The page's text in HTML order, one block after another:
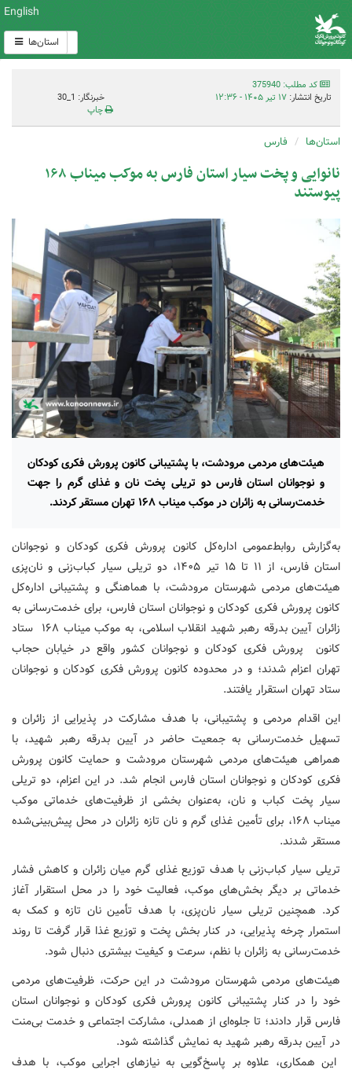
English
استان‌ها
کد مطلب: 375940
تاریخ انتشار: ۱۷ تیر ۱۴۰۵ - ۱۲:۳۶
خبرنگار: 1_30
چاپ
استان‌ها فارس
نانوایی و پخت سیار استان فارس به موکب میناب ۱۶۸
پیوستند
هیئت‌های مردمی مرودشت، با پشتیبانی کانون پرورش فکری کودکان
و نوجوانان استان فارس دو تریلی پخت نان و غذای گرم را جهت
خدمت‌رسانی به زائران در موکب میناب ۱۶۸ تهران مستقر کردند.
به‌گزارش روابط‌عمومی اداره‌کل کانون پرورش فکری کودکان و نوجوانان
استان فارس، از ۱۱ تا ۱۵ تیر ۱۴۰۵، دو تریلی سیار کباب‌زنی و نان‌پزی
هیئت‌های مردمی شهرستان مرودشت، با هماهنگی و پشتیبانی اداره‌کل
کانون پرورش فکری کودکان و نوجوانان استان فارس، برای خدمت‌رسانی به
زائران آیین بدرقه رهبر شهید انقلاب اسلامی، به موکب میناب ۱۶۸ ستاد
کانون پرورش فکری کودکان و نوجوانان کشور واقع در خیابان حجاب
تهران اعزام شدند؛ و در محدوده کانون پرورش فکری کودکان و نوجوانان
ستاد تهران استقرار یافتند.
این اقدام مردمی و پشتیبانی، با هدف مشارکت در پذیرایی از زائران و
تسهیل خدمت‌رسانی به جمعیت حاضر در آیین بدرقه رهبر شهید، با
همراهی هیئت‌های مردمی شهرستان مرودشت و حمایت کانون پرورش
فکری کودکان و نوجوانان استان فارس انجام شد. در این اعزام، دو تریلی
سیار پخت کباب و نان، به‌عنوان بخشی از ظرفیت‌های خدماتی موکب
میناب ۱۶۸، برای تأمین غذای گرم و نان تازه زائران در محل پیش‌بینی‌شده
مستقر شدند.
تریلی سیار کباب‌زنی با هدف توزیع غذای گرم میان زائران و کاهش فشار
خدماتی بر دیگر بخش‌های موکب، فعالیت خود را در محل استقرار آغاز
کرد. همچنین تریلی سیار نان‌پزی، با هدف تأمین نان تازه و کمک به
استمرار چرخه پذیرایی، در کنار بخش پخت و توزیع غذا قرار گرفت تا روند
خدمت‌رسانی به زائران با نظم، سرعت و کیفیت بیشتری دنبال شود.
هیئت‌های مردمی شهرستان مرودشت در این حرکت، ظرفیت‌های مردمی
خود را در کنار پشتیبانی کانون پرورش فکری کودکان و نوجوانان استان
فارس قرار دادند؛ تا جلوه‌ای از همدلی، مشارکت اجتماعی و خدمت بی‌منت
در آیین بدرقه رهبر شهید به نمایش گذاشته شود.
این همکاری، علاوه بر پاسخ‌گویی به نیازهای اجرایی موکب، با هدف